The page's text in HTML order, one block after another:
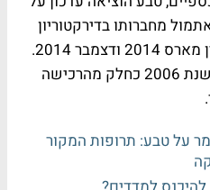
מחברותו בדירקטוריון
של טבע. פרוסט כיהן כיו"ר בין מארס 2014 ודצמבר 2014.
פרוסט הצטרף לדירקטוריון בשנת 2006 כחלק מהרכישה
על טבע: תרופות המקור